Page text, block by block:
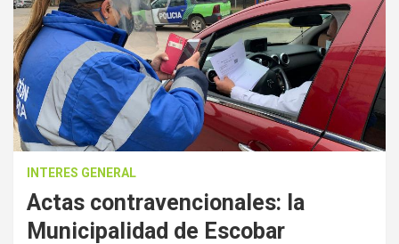
INTERES GENERAL
Actas contravencionales: la
Municipalidad de Escobar